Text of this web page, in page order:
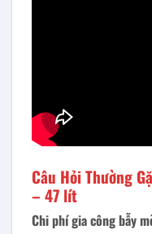
Câu Hỏi Thường
– 47 lít
Chi phí gia công bẫy